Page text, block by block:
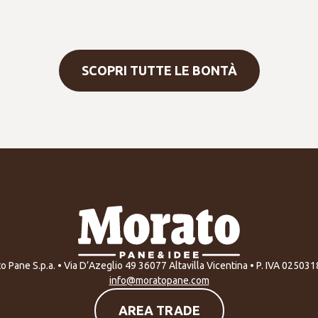
SCOPRI TUTTE LE BONTÀ
Pane S.p.a. • Via D’Azeglio 49 36077 Altavilla Vicentina • P. IVA
info@moratopane.com
AREA TRADE